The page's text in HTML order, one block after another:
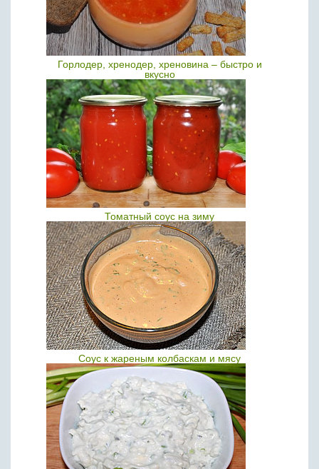
Горлодер, хренодер, хреновина – быстро и
вкусно
Томатный соус на зиму
Соус к жареным колбаскам и мясу